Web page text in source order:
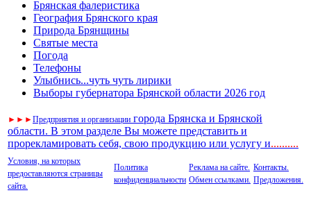
Брянская фалеристика
География Брянского края
Природа Брянщины
Святые места
Погода
Телефоны
Улыбнись...чуть чуть лирики
Выборы губернатора Брянской области 2026 год
► ► ►Предприятия и организации города Брянска и Брянской
области. В этом разделе Вы можете представить и
прорекламировать себя, свою продукцию или услугу и..........
Условия, на которых
предоставляются страницы
сайта.
Политика
конфиденциальности
Реклама на сайте.
Обмен ссылками.
Контакты.
Предложения.